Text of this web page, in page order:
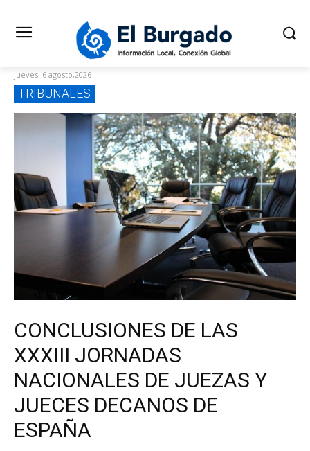
jueves, 6 agosto,2026
TRIBUNALES
CONCLUSIONES DE LAS
XXXIII JORNADAS
NACIONALES DE JUEZAS Y
JUECES DECANOS DE
ESPAÑA